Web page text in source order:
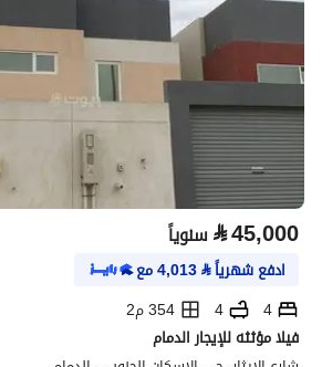
⃁45,000 سنوياً
ادفع شهرياً⃁
4,013مع
4
4
354 م2
فيلا مؤثثه للإيجار الدمام